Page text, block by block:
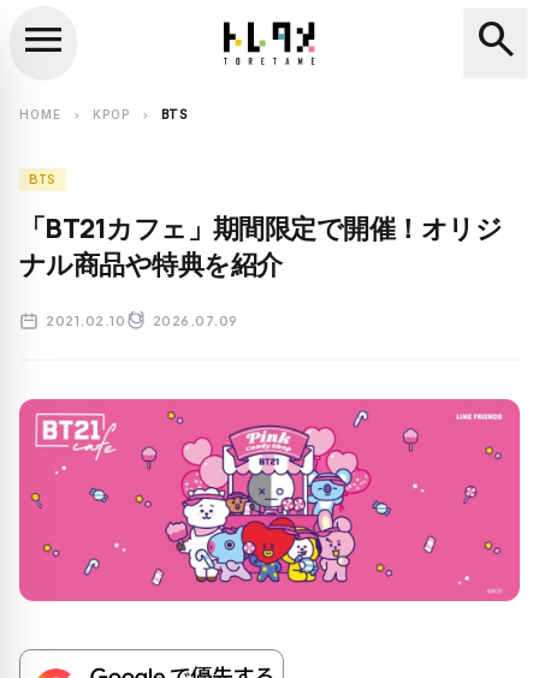
search
menu search
HOME chevron_right KPOP chevron_right BTS
BTS
「BT21カフェ」期間限定で開催！オリジ
ナル商品や特典を紹介
2021.02.10 2026.07.09